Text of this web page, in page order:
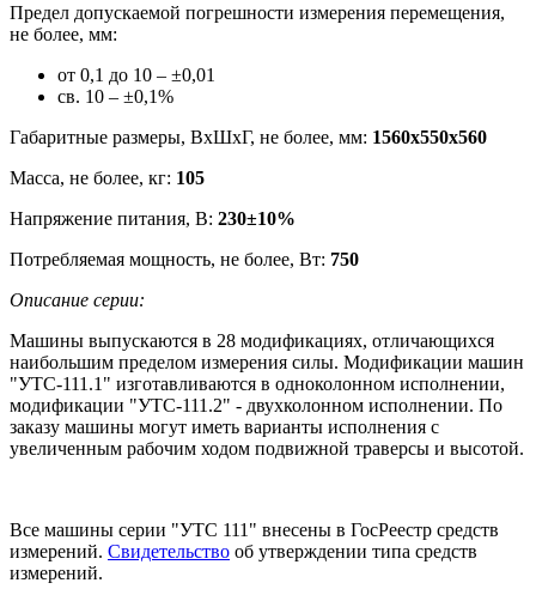
Предел допускаемой погрешности измерения перемещения,
не более, мм:
от 0,1 до 10 – ±0,01
св. 10 – ±0,1%
Габаритные размеры, ВхШхГ, не более, мм: 1560х550х560
Масса, не более, кг: 105
Напряжение питания, В: 230±10%
Потребляемая мощность, не более, Вт: 750
Описание серии:
Машины выпускаются в 28 модификациях, отличающихся
наибольшим пределом измерения силы. Модификации машин
"УТС-111.1" изготавливаются в одноколонном исполнении,
модификации "УТС-111.2" - двухколонном исполнении. По
заказу машины могут иметь варианты исполнения с
увеличенным рабочим ходом подвижной траверсы и высотой.
Все машины серии "УТС 111" внесены в ГосРеестр средств
измерений. Свидетельство об утверждении типа средств
измерений.